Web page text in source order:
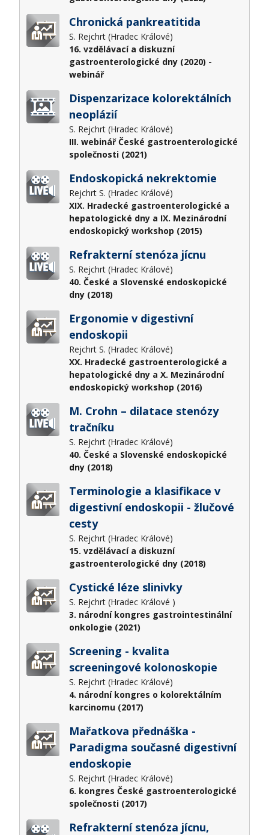
Chronická pankreatitida
S. Rejchrt (Hradec Králové)
16. vzdělávací a diskuzní
gastroenterologické dny (2020) -
webinář
Dispenzarizace kolorektálních
neoplázií
S. Rejchrt (Hradec Králové)
III. webinář České gastroenterologické
společnosti (2021)
Endoskopická nekrektomie
Rejchrt S. (Hradec Králové)
XIX. Hradecké gastroenterologické a
hepatologické dny a IX. Mezinárodní
endoskopický workshop (2015)
Refrakterní stenóza jícnu
S. Rejchrt (Hradec Králové)
40. České a Slovenské endoskopické
dny (2018)
Ergonomie v digestivní
endoskopii
Rejchrt S. (Hradec Králové)
XX. Hradecké gastroenterologické a
hepatologické dny a X. Mezinárodní
endoskopický workshop (2016)
M. Crohn – dilatace stenózy
tračníku
S. Rejchrt (Hradec Králové)
40. České a Slovenské endoskopické
dny (2018)
Terminologie a klasifikace v
digestivní endoskopii - žlučové
cesty
S. Rejchrt (Hradec Králové)
15. vzdělávací a diskuzní
gastroenterologické dny (2018)
Cystické léze slinivky
S. Rejchrt (Hradec Králové )
3. národní kongres gastrointestinální
onkologie (2021)
Screening - kvalita
screeningové kolonoskopie
S. Rejchrt (Hradec Králové)
4. národní kongres o kolorektálním
karcinomu (2017)
Mařatkova přednáška -
Paradigma současné digestivní
endoskopie
S. Rejchrt (Hradec Králové)
6. kongres České gastroenterologické
společnosti (2017)
Refrakterní stenóza jícnu,